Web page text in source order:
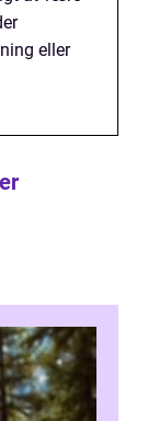
eller